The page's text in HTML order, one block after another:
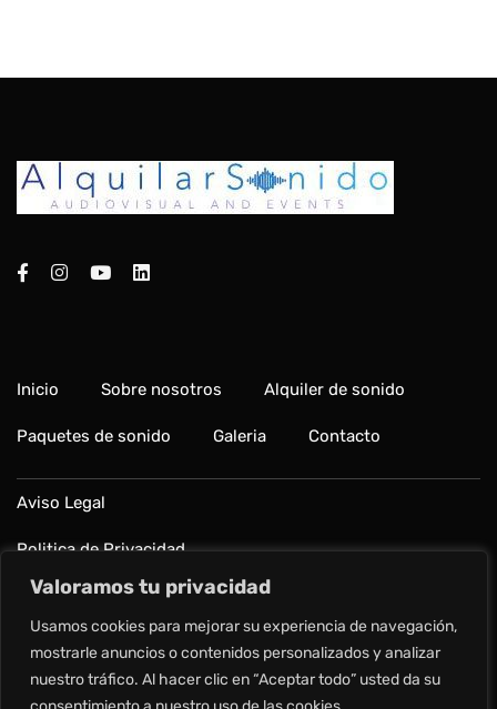
Valoramos tu privacidad
Usamos cookies para mejorar su experiencia de navegación,
mostrarle anuncios o contenidos personalizados y analizar
nuestro tráfico. Al hacer clic en “Aceptar todo” usted da su
Inicio Sobre nosotros Alquiler de sonido
Paquetes de sonido Galeria Contacto
Aviso Legal
Politica de Privacidad
Política de cookies
Preguntas frecuentes